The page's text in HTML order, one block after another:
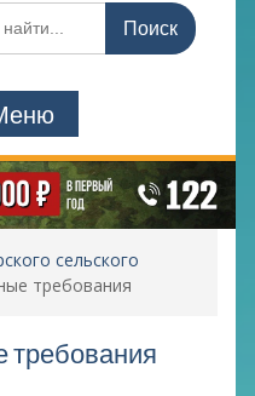
сельского
требования